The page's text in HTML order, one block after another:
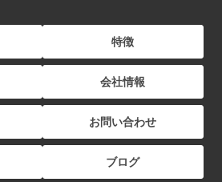
特徴
会社情報
お問い合わせ
ブログ